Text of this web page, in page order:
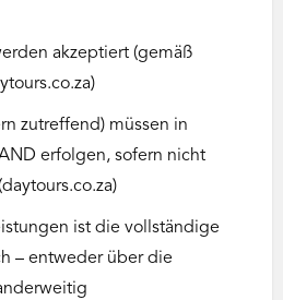
akzeptiert (gemäß
zutreffend) müssen in
erfolgen, sofern nicht
ist die vollständige
– entweder über die